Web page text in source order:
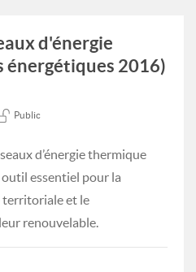
d'énergie
2016)
Public
d’énergie thermique
essentiel pour la
et le
renouvelable.